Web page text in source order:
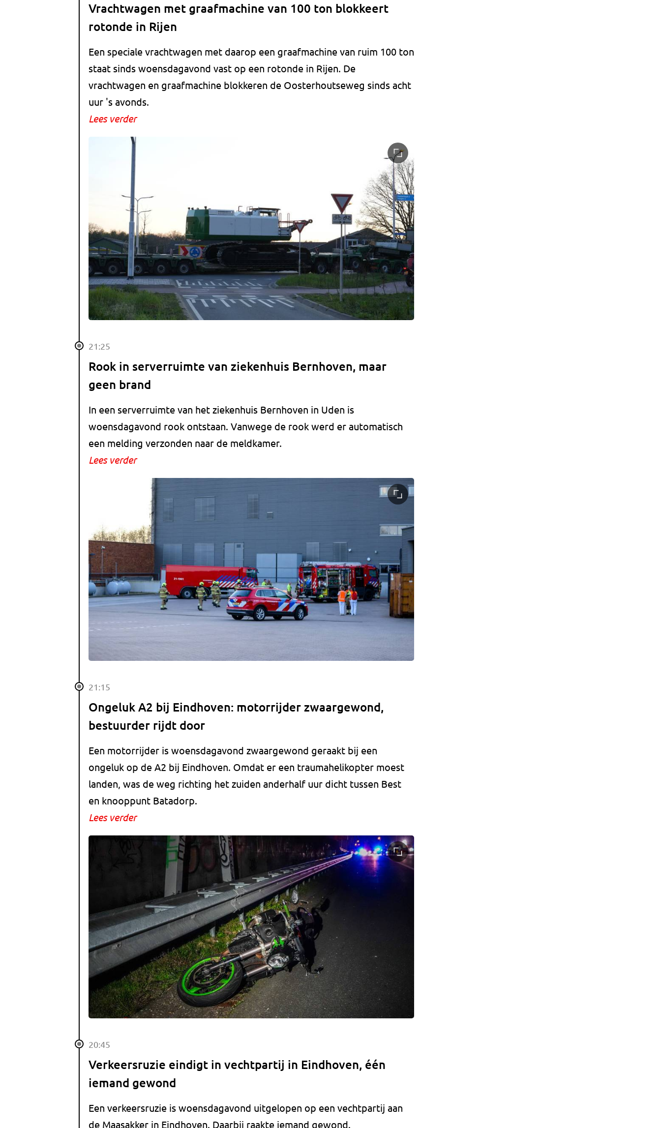
Vrachtwagen met graafmachine van 100 ton blokkeert
rotonde in Rijen
Een speciale vrachtwagen met daarop een graafmachine van ruim 100 ton
staat sinds woensdagavond vast op een rotonde in Rijen. De
vrachtwagen en graafmachine blokkeren de Oosterhoutseweg sinds acht
uur 's avonds.
Lees verder
21:25
Rook in serverruimte van ziekenhuis Bernhoven, maar
geen brand
In een serverruimte van het ziekenhuis Bernhoven in Uden is
woensdagavond rook ontstaan. Vanwege de rook werd er automatisch
een melding verzonden naar de meldkamer.
Lees verder
21:15
Ongeluk A2 bij Eindhoven: motorrijder zwaargewond,
bestuurder rijdt door
Een motorrijder is woensdagavond zwaargewond geraakt bij een
ongeluk op de A2 bij Eindhoven. Omdat er een traumahelikopter moest
landen, was de weg richting het zuiden anderhalf uur dicht tussen Best
en knooppunt Batadorp.
Lees verder
20:45
Verkeersruzie eindigt in vechtpartij in Eindhoven, één
iemand gewond
Een verkeersruzie is woensdagavond uitgelopen op een vechtpartij aan
de Maasakker in Eindhoven. Daarbij raakte iemand gewond.